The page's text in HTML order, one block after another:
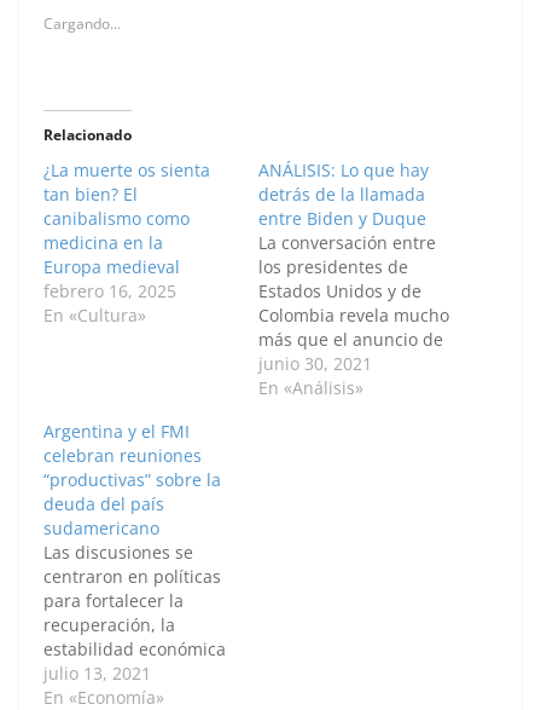
Cargando...
Relacionado
¿La muerte os sienta
tan bien? El
canibalismo como
medicina en la
Europa medieval
febrero 16, 2025
En «Cultura»
ANÁLISIS: Lo que hay
detrás de la llamada
entre Biden y Duque
La conversación entre
los presidentes de
Estados Unidos y de
Colombia revela mucho
más que el anuncio de
las 2,5 millones de
dosis donadas por
junio 30, 2021
En «Análisis»
Argentina y el FMI
celebran reuniones
“productivas” sobre la
deuda del país
sudamericano
Las discusiones se
centraron en políticas
para fortalecer la
recuperación, la
estabilidad económica
y la creación de
empleo en Argentina.
julio 13, 2021
En «Economía»